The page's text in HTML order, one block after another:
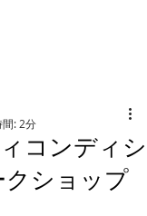
コンディシ
クショップ
: 2分